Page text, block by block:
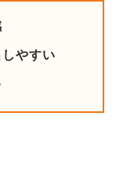
やすい